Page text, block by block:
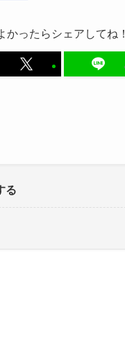
かったらシェアしてね！
る